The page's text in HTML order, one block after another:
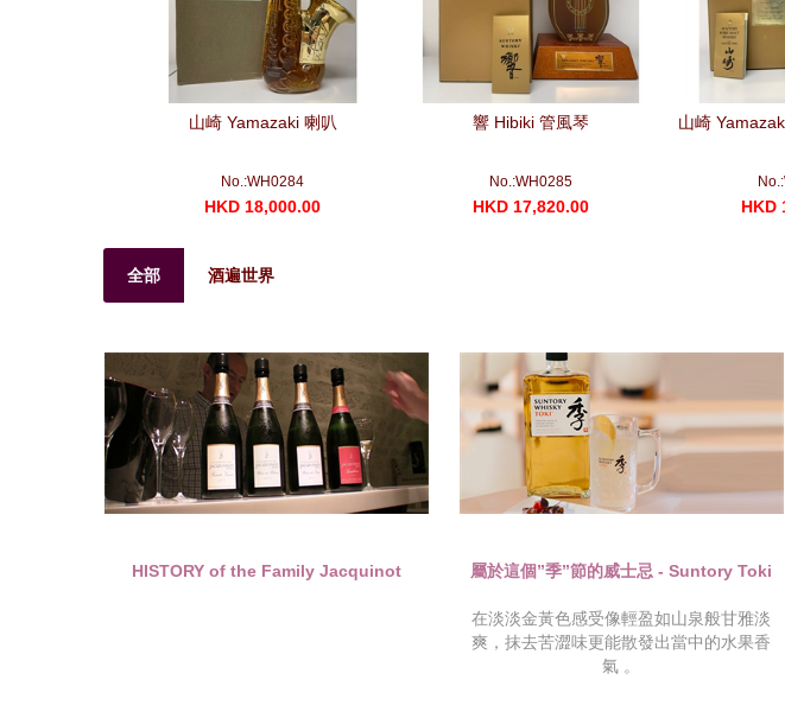
山崎 Yamazaki 喇叭
No.:WH0284
HKD 18,000.00
響 Hibiki 管風琴
No.:WH0285
HKD 17,820.00
山崎
HKD
全部 酒遍世界
HISTORY of the Family Jacquinot 屬於這個”季”節的威士忌 - Suntory Toki
在淡淡金黃色感受像輕盈如山泉般甘雅淡
爽，抹去苦澀味更能散發出當中的水果香
氣 。